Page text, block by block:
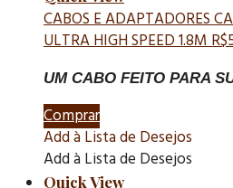
CABOS E ADAPTADORES
ULTRA HIGH SPEED 1.8MR$
UM CABO FEITO PARA
Comprar
Add à Lista de Desejos
Add à Lista de Desejos
Quick View